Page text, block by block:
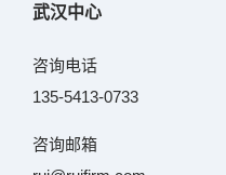
武汉中心
咨询电话
135-5413-0733
咨询邮箱